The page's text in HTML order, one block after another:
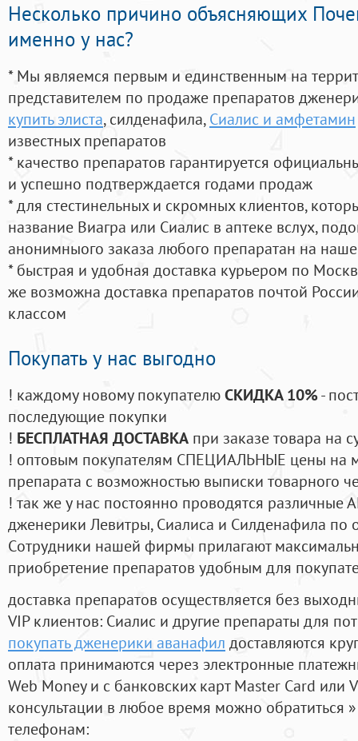
Несколько причино объясняющих
именно у нас?
* Мы являемся первым и единственным на
представителем по продаже препаратов
купить элиста, силденафила, Сиалис и амфетамин
известных препаратов
* качество препаратов гарантируется
и успешно подтверждается годами продаж
* для стестинельных и скромных клиентов,
название Виагра или Сиалис в аптеке вслух,
анонимныого заказа любого препаратан на
* быстрая и удобная доставка курьером по
же возможна доставка препаратов почтой
классом
Покупать у нас выгодно
! каждому новому покупателюСКИДКА 10%-
последующие покупки
! БЕСПЛАТНАЯ ДОСТАВКА при заказе товара на
! оптовым покупателям СПЕЦИАЛЬНЫЕ цены на
препарата с возможностью выписки товарного
! так же у нас постоянно проводятся
дженерики Левитры, Сиалиса и Силденафила по
Cотрудники нашей фирмы прилагают
приобретение препаратов удобным для
доставка препаратов осуществляется без
VIP клиентов: Сиалис и другие препараты для
покупать дженерики аванафил доставляются
оплата принимаются через электронные
Web Money и с банковских карт Master Card или
консультации в любое время можно обратиться
телефонам: